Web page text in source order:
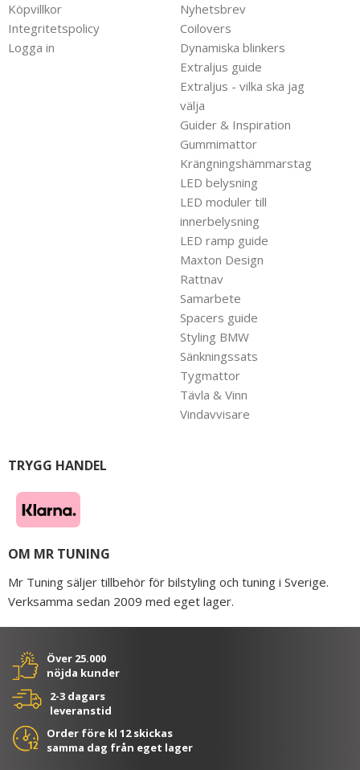
Köpvillkor
Integritetspolicy
Logga in
Nyhetsbrev
Coilovers
Dynamiska blinkers
Extraljus guide
Extraljus - vilka ska jag
välja
Guider & Inspiration
Gummimattor
Krängningshämmarstag
LED belysning
LED moduler till
innerbelysning
LED ramp guide
Maxton Design
Rattnav
Samarbete
Spacers guide
Styling BMW
Sänkningssats
Tygmattor
Tävla & Vinn
Vindavvisare
TRYGG HANDEL
OM MR TUNING
Mr Tuning säljer tillbehör för bilstyling och tuning i Sverige.
Verksamma sedan 2009 med eget lager.
Över 25.000
nöjda kunder
2-3 dagars
leveranstid
Order före kl 12 skickas
samma dag från eget lager